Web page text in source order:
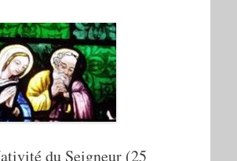
du Seigneur (25